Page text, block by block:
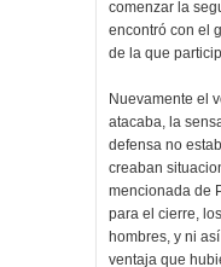
comenzar la
encontró con el
de la que
Nuevamente el
atacaba, la
defensa no
creaban
mencionada de
para el cierre,
hombres, y ni
ventaja que